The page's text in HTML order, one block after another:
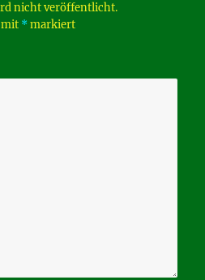
nicht veröffentlicht.
mit *markiert